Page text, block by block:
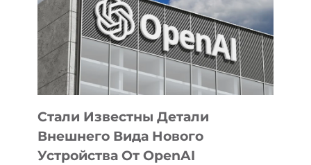
ПО
РАЗВИТИЮ
ЭКОСИСТЕМЫ
ИСКУССТВЕННОГО
ИНТЕЛЛЕКТА
Стали Известны Детали
Внешнего Вида Нового
Устройства От OpenAI